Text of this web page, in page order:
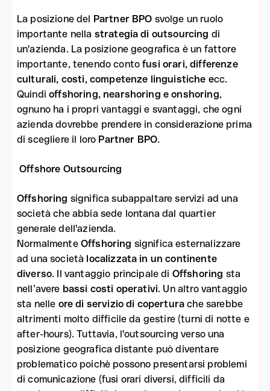
La posizione del Partner BPO svolge un ruolo
importante nella strategia di outsourcing di
un'azienda. La posizione geografica è un fattore
importante, tenendo contofusi orari, differenze
culturali, costi, competenze linguistiche ecc.
Quindioffshoring, nearshoring e onshoring,
ognuno ha i propri vantaggi e svantaggi, che ogni
azienda dovrebbe prendere in considerazione prima
di scegliere il loro Partner BPO.
Offshore Outsourcing
Offshoring significa subappaltare servizi ad una
società che abbia sede lontana dal quartier
generale dell'azienda.
Normalmente Offshoring significa esternalizzare
ad una società localizzata in un continente
diverso. Il vantaggio principale di Offshoring sta
nell’avere bassi costi operativi. Un altro vantaggio
sta nelle ore di servizio di copertura che sarebbe
altrimenti molto difficile da gestire (turni di notte e
after-hours). Tuttavia, l'outsourcing verso una
posizione geografica distante può diventare
problematico poichè possono presentarsi problemi
di comunicazione (fusi orari diversi, difficili da